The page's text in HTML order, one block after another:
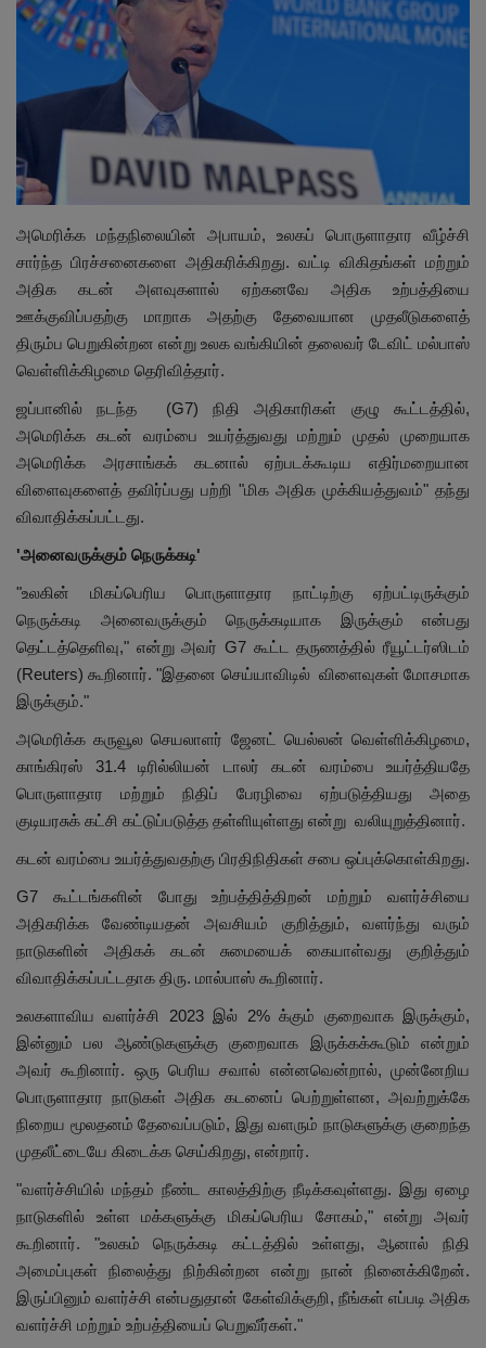
இதர
சந்தா
Language
English Tamil
அமெரிக்க மந்தநிலையின் அபாயம், உலகப் பொருளாதார வீழ்ச்சி
சார்ந்த பிரச்சனைகளை அதிகரிக்கிறது. வட்டி விகிதங்கள் மற்றும்
அதிக கடன் அளவுகளால் ஏற்கனவே அதிக உற்பத்தியை
ஊக்குவிப்பதற்கு மாறாக அதற்கு தேவையான முதலீடுகளைத்
திரும்ப பெறுகின்றன என்று உலக வங்கியின் தலைவர் டேவிட் மல்பாஸ்
வெள்ளிக்கிழமை தெரிவித்தார்.
ஜப்பானில் நடந்த (G7) நிதி அதிகாரிகள் குழு கூட்டத்தில்,
அமெரிக்க கடன் வரம்பை உயர்த்துவது மற்றும் முதல் முறையாக
அமெரிக்க அரசாங்கக் கடனால் ஏற்படக்கூடிய எதிர்மறையான
விளைவுகளைத் தவிர்ப்பது பற்றி "மிக அதிக முக்கியத்துவம்" தந்து
விவாதிக்கப்பட்டது.
'அனைவருக்கும் நெருக்கடி'
"உலகின் மிகப்பெரிய பொருளாதார நாட்டிற்கு ஏற்பட்டிருக்கும்
நெருக்கடி அனைவருக்கும் நெருக்கடியாக இருக்கும் என்பது
தெட்டத்தெளிவு," என்று அவர் G7 கூட்ட தருணத்தில் ரீயூட்டர்ஸிடம்
(Reuters) கூறினார். "இதனை செய்யாவிடில் விளைவுகள் மோசமாக
இருக்கும்."
அமெரிக்க கருவூல செயலாளர் ஜேனட் யெல்லன் வெள்ளிக்கிழமை,
காங்கிரஸ் 31.4 டிரில்லியன் டாலர் கடன் வரம்பை உயர்த்தியதே
பொருளாதார மற்றும் நிதிப் பேரழிவை ஏற்படுத்தியது அதை
குடியரசுக் கட்சி கட்டுப்படுத்த தள்ளியுள்ளது என்று வலியுறுத்தினார்.
கடன் வரம்பை உயர்த்துவதற்கு பிரதிநிதிகள் சபை ஒப்புக்கொள்கிறது.
G7 கூட்டங்களின் போது உற்பத்தித்திறன் மற்றும் வளர்ச்சியை
அதிகரிக்க வேண்டியதன் அவசியம் குறித்தும், வளர்ந்து வரும்
நாடுகளின் அதிகக் கடன் சுமையைக் கையாள்வது குறித்தும்
விவாதிக்கப்பட்டதாக திரு. மால்பாஸ் கூறினார்.
உலகளாவிய வளர்ச்சி 2023 இல் 2% க்கும் குறைவாக இருக்கும்,
இன்னும் பல ஆண்டுகளுக்கு குறைவாக இருக்கக்கூடும் என்றும்
அவர் கூறினார். ஒரு பெரிய சவால் என்னவென்றால், முன்னேறிய
பொருளாதார நாடுகள் அதிக கடனைப் பெற்றுள்ளன, அவற்றுக்கே
நிறைய மூலதனம் தேவைப்படும், இது வளரும் நாடுகளுக்கு குறைந்த
முதலீட்டையே கிடைக்க செய்கிறது, என்றார்.
"வளர்ச்சியில் மந்தம் நீண்ட காலத்திற்கு நீடிக்கவுள்ளது. இது ஏழை
நாடுகளில் உள்ள மக்களுக்கு மிகப்பெரிய சோகம்," என்று அவர்
கூறினார். "உலகம் நெருக்கடி கட்டத்தில் உள்ளது, ஆனால் நிதி
அமைப்புகள் நிலைத்து நிற்கின்றன என்று நான் நினைக்கிறேன்.
இருப்பினும் வளர்ச்சி என்பதுதான் கேள்விக்குறி, நீங்கள் எப்படி அதிக
வளர்ச்சி மற்றும் உற்பத்தியைப் பெறுவீர்கள்."